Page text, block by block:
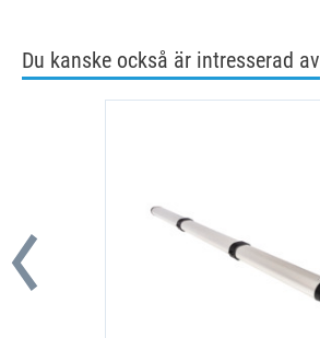
Du kanske också är intresserad av